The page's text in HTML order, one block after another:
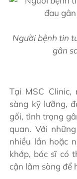
Người bệnh tin
gân
Tại MSC
sàng kỹ lưỡng,
gối, tình trạng
quan. Với
nhiều lần hoặc
khớp, bác sĩ có
cận lâm sàng để